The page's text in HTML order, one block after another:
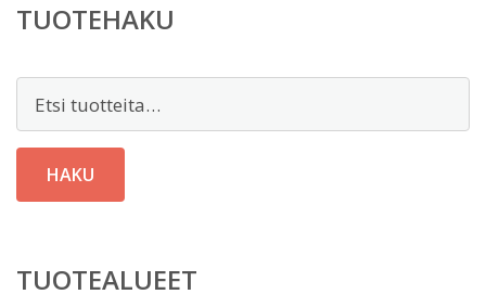
TUOTEHAKU
HAKU
TUOTEALUEET